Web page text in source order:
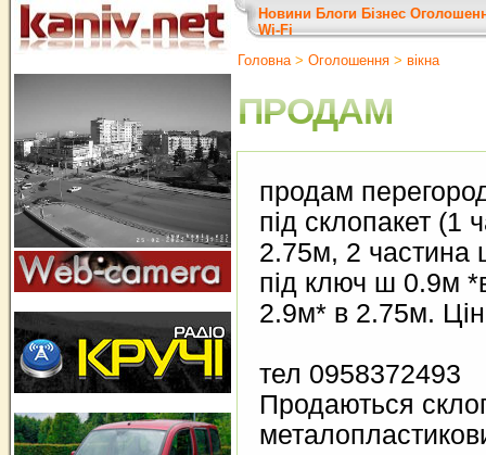
Новини Блоги Бізнес
Wi-Fi
Головна> Оголошення > вiкна
ПРОДАМ
продам
під склопакет (1
2.75м, 2 частина
під ключ ш 0.9м
2.9м* в 2.75м.
тел 0958372493
Продаються